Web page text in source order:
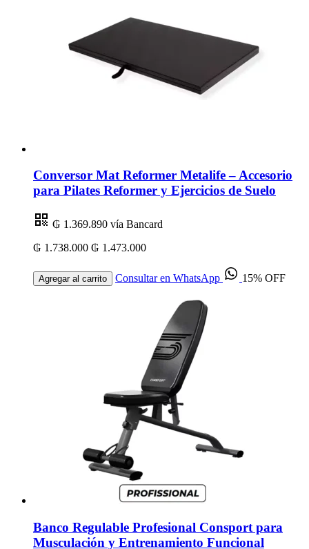
Conversor Mat Reformer Metalife – Accesorio
para Pilates Reformer y Ejercicios de Suelo
₲ 1.369.890 vía Bancard
₲ 1.738.000 ₲ 1.473.000
Agregar al carrito Consultar en WhatsApp 15% OFF
Banco Regulable Profesional Consport para
Musculación y Entrenamiento Funcional